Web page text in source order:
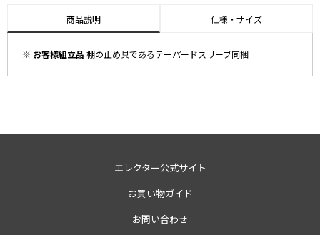
商品説明 仕様・サイズ
※ お客様組立品 棚の止め具であるテーパードスリーブ同梱
エレクター公式サイト
お買い物ガイド
お問い合わせ